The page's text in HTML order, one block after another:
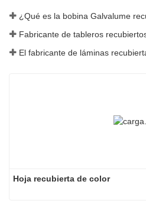
Hoja recubierta de color